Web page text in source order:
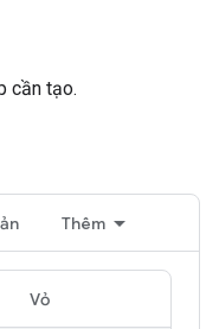
cần tạo.
Thêm
Vỏ